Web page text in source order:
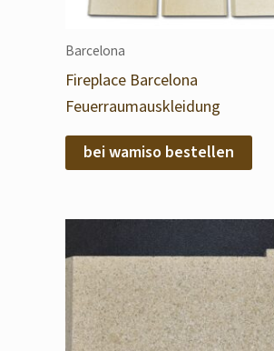
Barcelona
Fireplace Barcelona
Feuerraumauskleidung
bei wamiso bestellen